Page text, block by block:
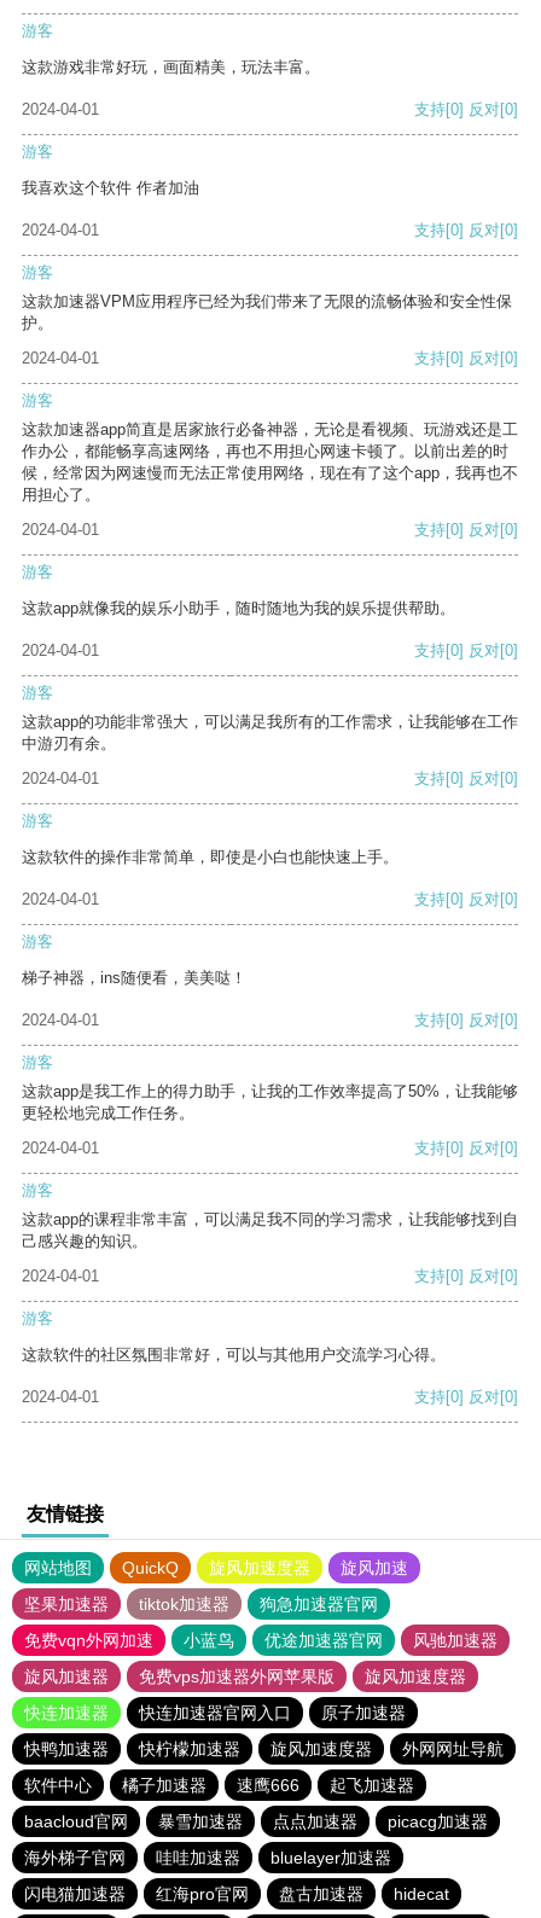
游客
这款游戏非常好玩，画面精美，玩法丰富。
2024-04-01 支持[0] 反对[0]
游客
我喜欢这个软件 作者加油
2024-04-01 支持[0] 反对[0]
游客
这款加速器VPM应用程序已经为我们带来了无限的流畅体验和安全性保
护。
2024-04-01
支持[0] 反对[0]
游客
这款加速器app简直是居家旅行必备神器，无论是看视频、玩游戏还是工
作办公，都能畅享高速网络，再也不用担心网速卡顿了。以前出差的时
候，经常因为网速慢而无法正常使用网络，现在有了这个app，我再也不
用担心了。
2024-04-01
支持[0] 反对[0]
游客
这款app就像我的娱乐小助手，随时随地为我的娱乐提供帮助。
2024-04-01 支持[0] 反对[0]
游客
这款app的功能非常强大，可以满足我所有的工作需求，让我能够在工作
中游刃有余。
2024-04-01
支持[0] 反对[0]
游客
这款软件的操作非常简单，即使是小白也能快速上手。
2024-04-01 支持[0] 反对[0]
游客
梯子神器，ins随便看，美美哒！
2024-04-01 支持[0] 反对[0]
游客
这款app是我工作上的得力助手，让我的工作效率提高了50%，让我能够
更轻松地完成工作任务。
2024-04-01
支持[0] 反对[0]
游客
这款app的课程非常丰富，可以满足我不同的学习需求，让我能够找到自
己感兴趣的知识。
2024-04-01
支持[0] 反对[0]
游客
这款软件的社区氛围非常好，可以与其他用户交流学习心得。
2024-04-01 支持[0] 反对[0]
友情链接
网站地图 QuickQ 旋风加速度器
旋风加速
坚果加速器
tiktok加速器
狗急加速器官网
免费vqn外网加速
小蓝鸟 优途加速器官网
风驰加速器
旋风加速器
免费vps加速器外网苹果版
旋风加速度器
快连加速器
快连加速器官网入口
原子加速器
快鸭加速器
快柠檬加速器 旋风加速度器
外网网址导航
软件中心
橘子加速器 速鹰666
起飞加速器
baacloud官网
暴雪加速器 点点加速器
picacg加速器
海外梯子官网
哇哇加速器
bluelayer加速器
闪电猫加速器
红海pro官网 盘古加速器 hidecat